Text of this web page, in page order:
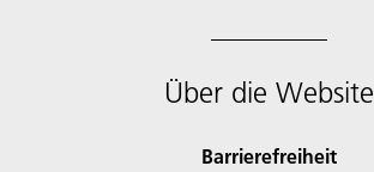
Über die Website
Barrierefreiheit